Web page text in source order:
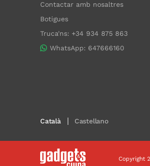
Contactar amb nosaltres
Botigues
Truca'ns: +34 934 875 863
WhatsApp: 647666160
Català Castellano
Copyright